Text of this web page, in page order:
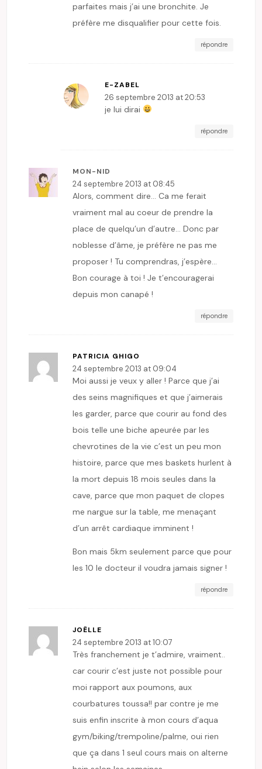
parfaites mais j’ai une bronchite. Je
préfère me disqualifier pour cette fois.
répondre
E-ZABEL
26 septembre 2013 at 20:53
je lui dirai
répondre
MON-NID
24 septembre 2013 at 08:45
Alors, comment dire… Ca me ferait
vraiment mal au coeur de prendre la
place de quelqu’un d’autre… Donc par
noblesse d’âme, je préfère ne pas me
proposer ! Tu comprendras, j’espère…
Bon courage à toi ! Je t’encouragerai
depuis mon canapé !
répondre
PATRICIA GHIGO
24 septembre 2013 at 09:04
Moi aussi je veux y aller ! Parce que j’ai
des seins magnifiques et que j’aimerais
les garder, parce que courir au fond des
bois telle une biche apeurée par les
chevrotines de la vie c’est un peu mon
histoire, parce que mes baskets hurlent à
la mort depuis 18 mois seules dans la
cave, parce que mon paquet de clopes
me nargue sur la table, me menaçant
d’un arrêt cardiaque imminent !
Bon mais 5km seulement parce que pour
les 10 le docteur il voudra jamais signer !
répondre
JOËLLE
24 septembre 2013 at 10:07
Très franchement je t’admire, vraiment..
car courir c’est juste not possible pour
moi rapport aux poumons, aux
courbatures toussa!! par contre je me
suis enfin inscrite à mon cours d’aqua
gym/biking/trempoline/palme, oui rien
que ça dans 1 seul cours mais on alterne